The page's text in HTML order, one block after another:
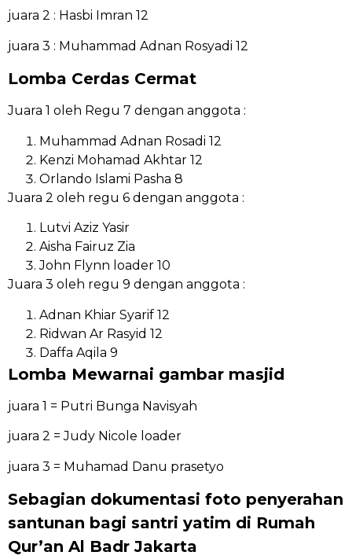
juara 2 : Hasbi Imran 12
juara 3 : Muhammad Adnan Rosyadi 12
Lomba Cerdas Cermat
Juara 1 oleh Regu 7 dengan anggota :
Muhammad Adnan Rosadi 12
Kenzi Mohamad Akhtar 12
Orlando Islami Pasha 8
Juara 2 oleh regu 6 dengan anggota :
Lutvi Aziz Yasir
Aisha Fairuz Zia
John Flynn loader 10
Juara 3 oleh regu 9 dengan anggota :
Adnan Khiar Syarif 12
Ridwan Ar Rasyid 12
Daffa Aqila 9
Lomba Mewarnai gambar masjid
juara 1 = Putri Bunga Navisyah
juara 2 = Judy Nicole loader
juara 3 = Muhamad Danu prasetyo
Sebagian dokumentasi foto penyerahan
santunan bagi santri yatim di Rumah
Qur’an Al Badr Jakarta